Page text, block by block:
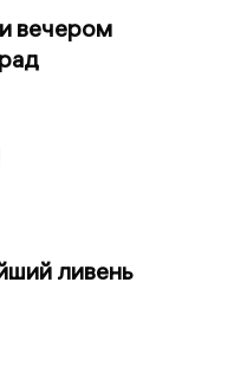
вечером
ливень